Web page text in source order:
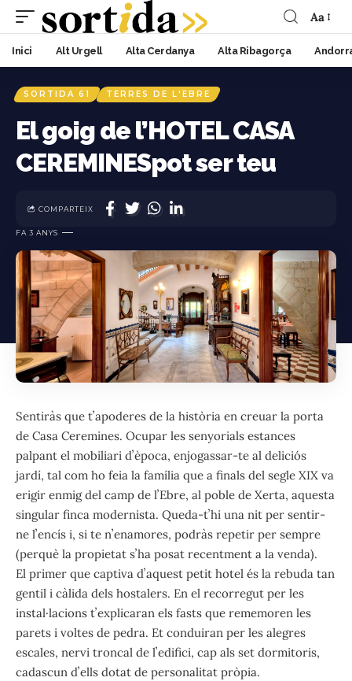
Aa
Inici Alt Urgell Alta Cerdanya Alta Ribagorça
SORTIDA 61 TERRES DE L'EBRE
El goig de l’HOTEL CASA
CEREMINESpot ser teu
FA 3 ANYS
COMPARTEIX
Sentiràs que tʼapoderes de la història en creuar la porta
de Casa Ceremines. Ocupar les senyorials estances
palpant el mobiliari dʼèpoca, enjogassar-te al deliciós
jardí, tal com ho feia la família que a finals del segle XIX va
erigir enmig del camp de lʼEbre, al poble de Xerta, aquesta
singular finca modernista. Queda-tʼhi una nit per sentir-
ne lʼencís i, si te nʼenamores, podràs repetir per sempre
(perquè la propietat sʼha posat recentment a la venda).
El primer que captiva dʼaquest petit hotel és la rebuda tan
gentil i càlida dels hostalers. En el recorregut per les
instal·lacions tʼexplicaran els fasts que rememoren les
parets i voltes de pedra. Et conduiran per les alegres
escales, nervi troncal de lʼedifici, cap als set dormitoris,
cadascun dʼells dotat de personalitat pròpia.